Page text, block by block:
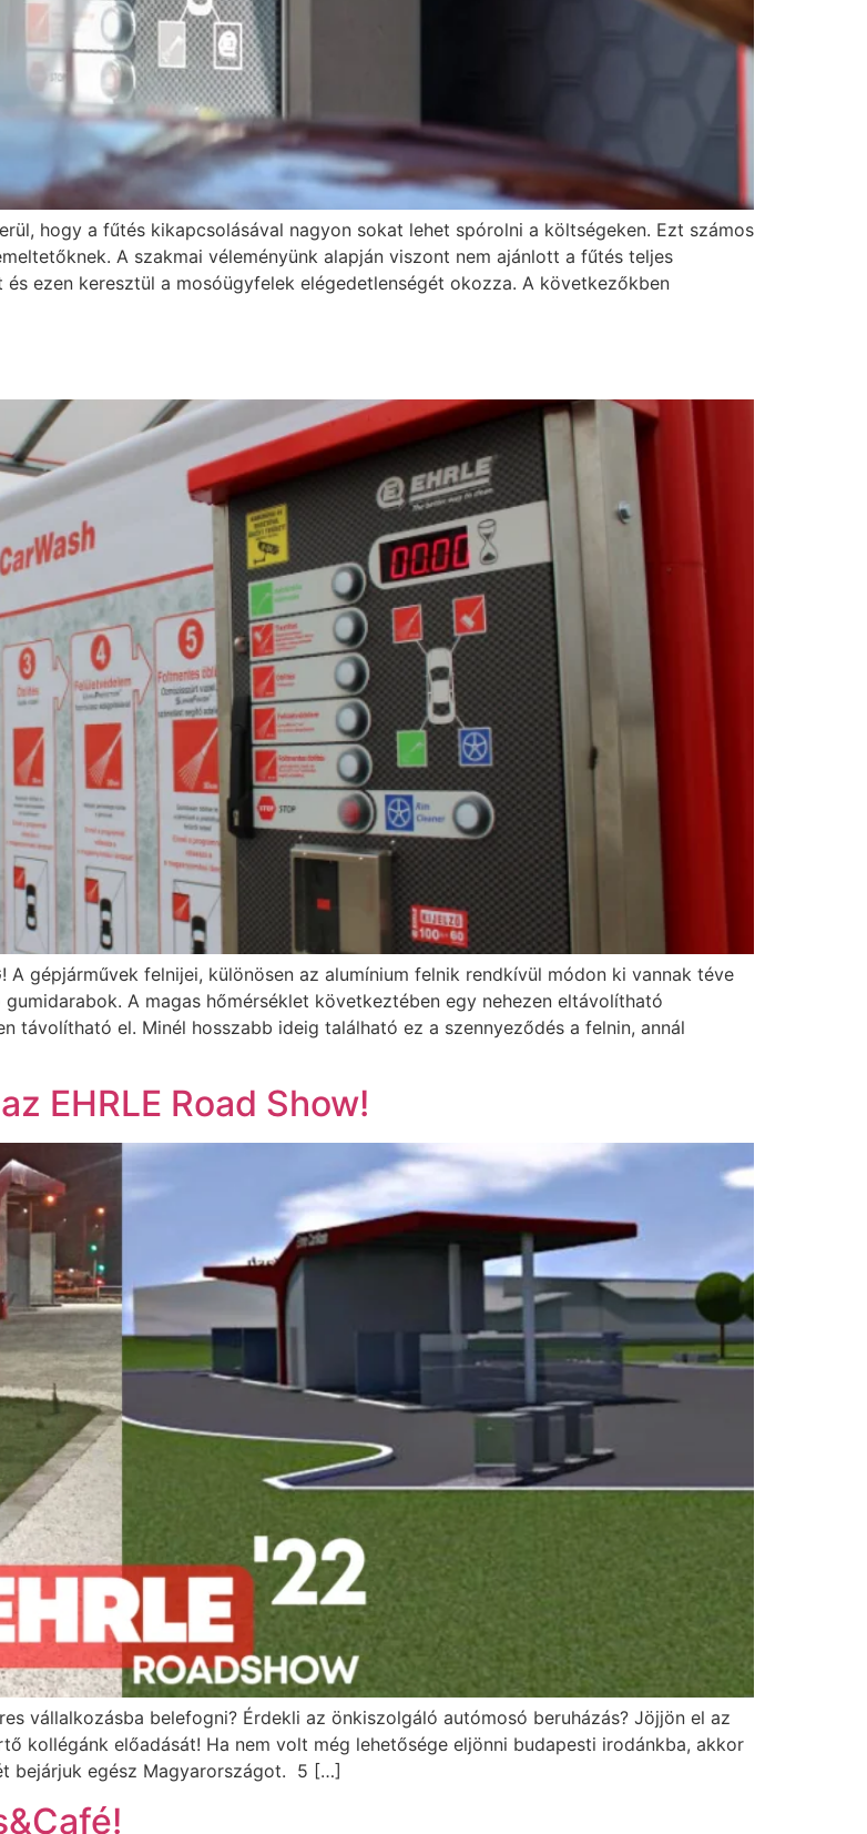
hogy a fűtés kikapcsolásával nagyon sokat lehet spórolni a költségeken. Ezt számos
A szakmai véleményünk alapján viszont nem ajánlott a fűtés teljes
ezen keresztül a mosóügyfelek elégedetlenségét okozza. A következőkben
A gépjárművek felnijei, különösen az alumínium felnik rendkívül módon ki vannak téve
A magas hőmérséklet következtében egy nehezen eltávolítható
távolítható el. Minél hosszabb ideig található ez a szennyeződés a felnin, annál
EHRLE Road Show!
vállalkozásba belefogni? Érdekli az önkiszolgáló autómosó beruházás? Jöjjön el az
kollégánk előadását! Ha nem volt még lehetősége eljönni budapesti irodánkba, akkor
bejárjuk egész Magyarországot. 5 […]